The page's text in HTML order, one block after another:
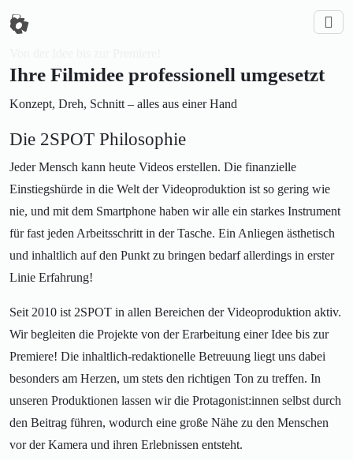
Ihre Filmidee professionell umgesetzt
Konzept, Dreh, Schnitt – alles aus einer Hand
Die 2SPOT Philosophie
Jeder Mensch kann heute Videos erstellen. Die finanzielle
Einstiegshürde in die Welt der Videoproduktion ist so gering wie
nie, und mit dem Smartphone haben wir alle ein starkes Instrument
für fast jeden Arbeitsschritt in der Tasche. Ein Anliegen ästhetisch
und inhaltlich auf den Punkt zu bringen bedarf allerdings in erster
Linie Erfahrung!
Seit 2010 ist 2SPOT in allen Bereichen der Videoproduktion aktiv.
Wir begleiten die Projekte von der Erarbeitung einer Idee bis zur
Premiere! Die inhaltlich-redaktionelle Betreuung liegt uns dabei
besonders am Herzen, um stets den richtigen Ton zu treffen. In
unseren Produktionen lassen wir die Protagonist:innen selbst durch
den Beitrag führen, wodurch eine große Nähe zu den Menschen
vor der Kamera und ihren Erlebnissen entsteht.